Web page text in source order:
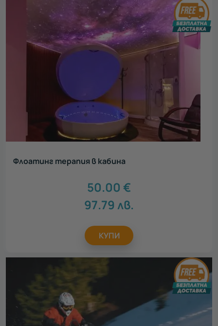
Флоатинг терапия в кабина
50.00 €
97.79 лв.
КУПИ